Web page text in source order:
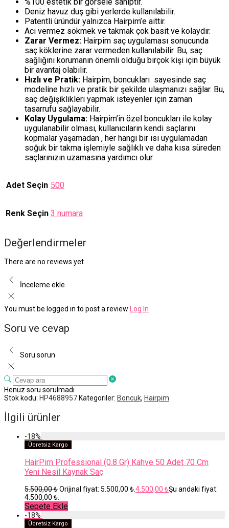
Deniz havuz duş gibi yerlerde kullanılabilir.
Patentli üründür yalnızca Hairpim’e aittir.
Acı vermez sökmek ve takmak çok basit ve kolaydır.
Zarar Vermez: Hairpim saç uygulaması sonucunda
saç köklerine zarar vermeden kullanılabilir. Bu, saç
sağlığını korumanın önemli olduğu birçok kişi için büyük
bir avantaj olabilir.
Hızlı ve Pratik: Hairpim, boncukları sayesinde saç
modeline hızlı ve pratik bir şekilde ulaşmanızı sağlar. Bu,
saç değişiklikleri yapmak isteyenler için zaman
tasarrufu sağlayabilir.
Kolay Uygulama: Hairpim’in özel boncukları ile kolay
uygulanabilir olması, kullanıcıların kendi saçlarını
kopmalar yaşamadan , her hangi bir ısı uygulamadan
soğuk bir takma işlemiyle sağlıklı ve daha kısa süreden
saçlarınızın uzamasına yardımcı olur.
Adet Seçin 500
Renk Seçin 3 numara
Değerlendirmeler
There are no reviews yet
İnceleme ekle
You must be logged in to post a review Log In
Soru ve cevap
Soru sorun
Henüz soru sorulmadı
Stok kodu: HP4688957 Kategoriler: Boncuk, Hairpim
İlgili ürünler
-18%
Ücretsiz Kargo
HairPim Professional (0.8 Gr) Kahve 50 Adet 70 Cm
Yeni Nesil Kaynak Saç
5.500,00₺Orijinal fiyat: 5.500,00 ₺.4.500,00 ₺Şu andaki fiyat:
4.500,00 ₺.
Sepete Ekle
-18%
Ücretsiz Kargo